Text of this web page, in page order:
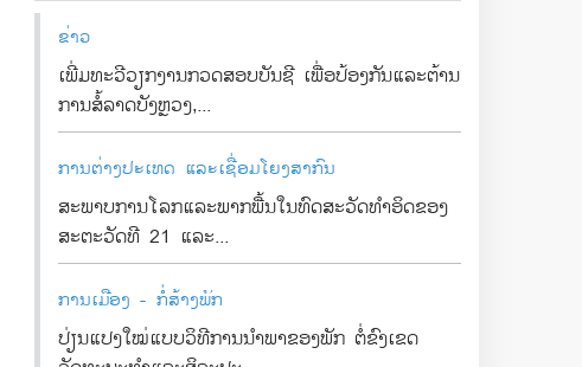
ຂ່າວ
ເພີ່ມທະວີວຽກງານກວດສອບບັນຊີ ເພື່ອປ້ອງກັນແລະຕ້ານ
ການສໍ້ລາດບັງຫຼວງ,...
ການຕ່າງປະເທດ ແລະເຊື່ອມໂຍງສາກົນ
ສະພາບການໂລກແລະພາກພື້ນໃນທົດສະວັດທໍາອິດຂອງ
ສະຕະວັດທີ 21 ແລະ...
ການເມືອງ - ກໍ່ສ້າງພັກ
ປ່ຽນແປງໃໝ່ແບບວິທີການນຳພາຂອງພັກ ຕໍ່ຂົງເຂດ